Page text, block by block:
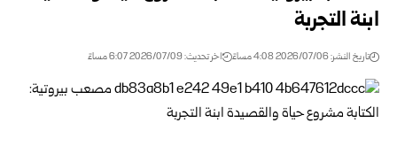
ابنة التجربة
تاريخ النشر: 2026/07/06 4:08 مساءً اخر تحديث: 2026/07/09 6:07 مساءً